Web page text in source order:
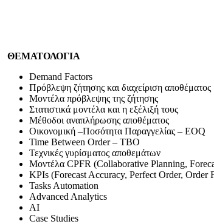
ΘΕΜΑΤΟΛΟΓΙΑ
Demand Factors
Πρόβλεψη ζήτησης και διαχείριση αποθέματος
Μοντέλα πρόβλεψης της ζήτησης
Στατιστικά μοντέλα και η εξέλιξή τους
Μέθοδοι αναπλήρωσης αποθέματος
Οικονομική –Ποσότητα Παραγγελίας – EOQ
Time Between Order – TBO
Τεχνικές γυρίσματος αποθεμάτων
Μοντέλα CPFR (Collaborative Planning,
KPIs (Forecast Accuracy, Perfect Order, Order
Tasks Automation
Advanced Analytics
AI
Case Studies